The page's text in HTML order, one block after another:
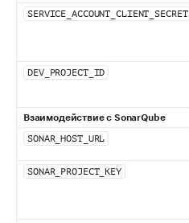
SERVICE_ACCOUNT_CLIENT_SECRET
DEV_PROJECT_ID
Взаимодействие с SonarQube
SONAR_HOST_URL
SONAR_PROJECT_KEY